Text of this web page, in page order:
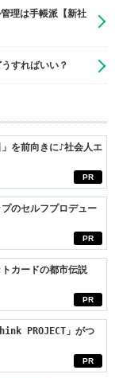
理は手帳派【新社
すればいい？
PR
を前向きに♪社会人エ
PR
のセルフプロデュー
PR
カードの都市伝説
PR
PROJECT」がつ